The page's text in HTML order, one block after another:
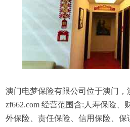
澳门电梦保险有限公司位于澳门，
zf662.com 经营范围含:人寿保险、
外保险、责任保险、信用保险、